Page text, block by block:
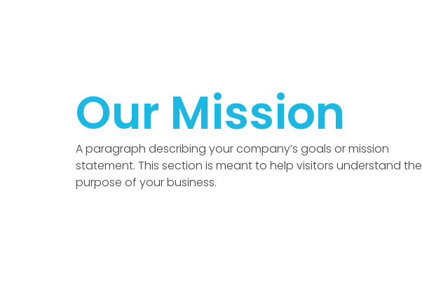
Our Mission
A paragraph describing your company’s goals or mission
statement. This section is meant to help visitors understand the
purpose of your business.